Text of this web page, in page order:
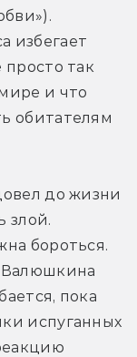
избегает
просто так
и что
обитателям
до жизни
злой.
бороться.
Валюшкина
пока
испуганных